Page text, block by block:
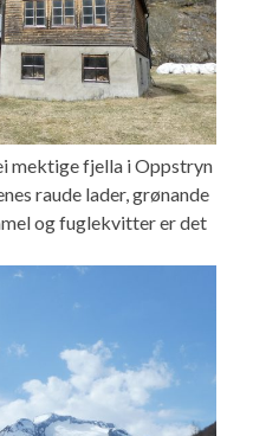
mektige fjella i Oppstryn
raude lader, grønande
og fuglekvitter er det